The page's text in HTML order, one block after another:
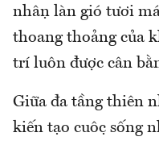
nhận làn gió tươi
thoang thoảng của
trí luôn được cân
Giữa đa tầng thiên
kiến tạo cuộc sống